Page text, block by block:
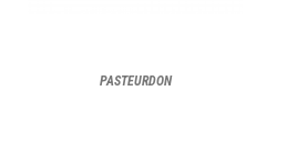
PASTEURDON